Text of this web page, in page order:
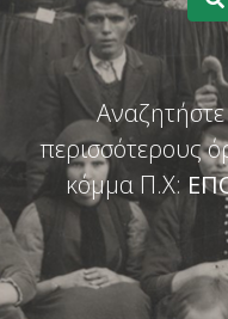
περισσότερους
κόμμα Π.Χ: